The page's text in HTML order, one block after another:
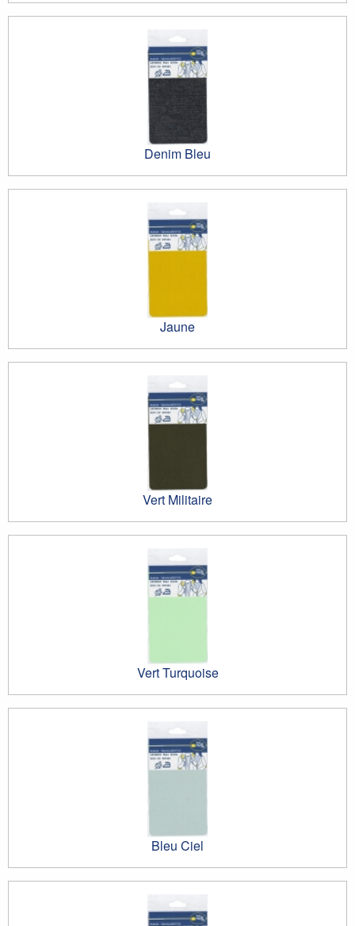
Denim Bleu
Jaune
Vert Militaire
Vert Turquoise
Bleu Ciel